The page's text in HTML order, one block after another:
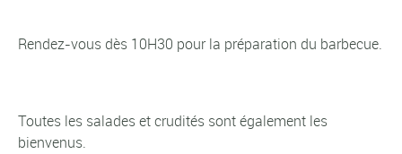
Rendez-vous dès 10H30 pour la préparation du barbecue.
Toutes les salades et crudités sont également les
bienvenus.